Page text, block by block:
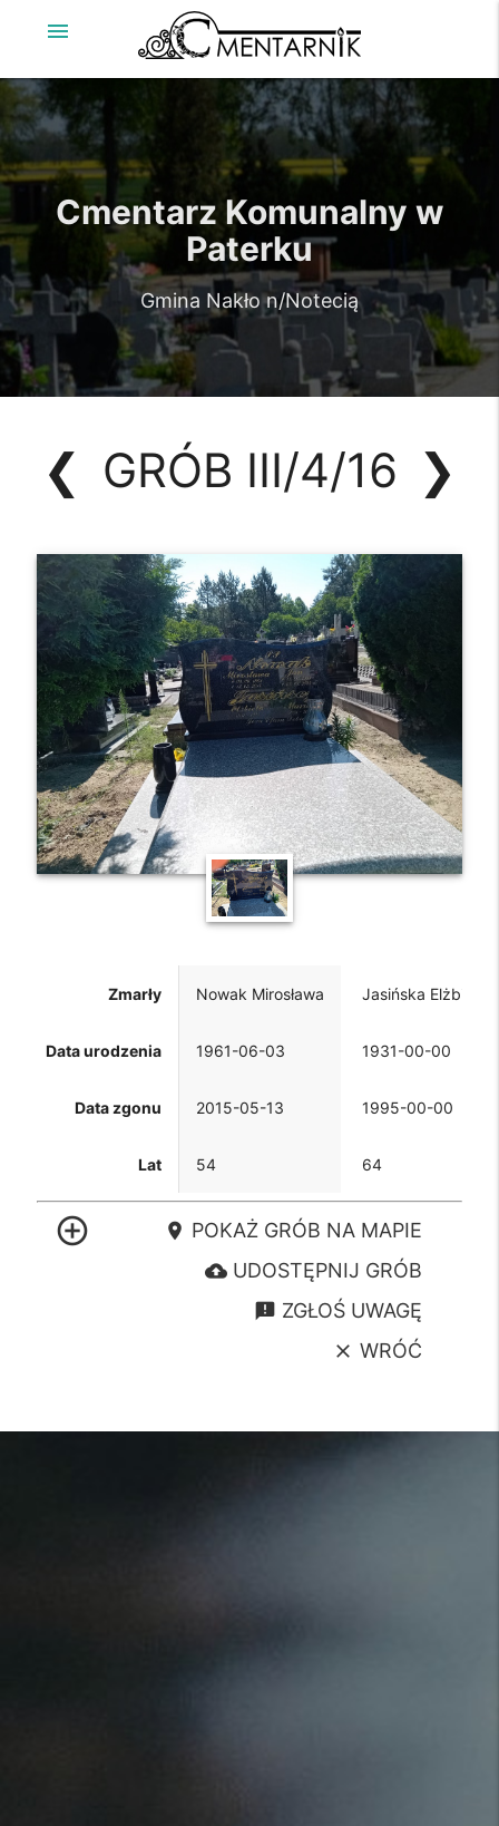
menu
Cmentarz Komunalny w
Paterku
Gmina Nakło n/Notecią
❮ ❯
GRÓB III/4/16
Zmarły
Data urodzenia
Data zgonu
Lat
Nowak Mirosława
1961-06-03
2015-05-13
54
Jasińska Elżbieta
1931-00-00
1995-00-00
64
control_point location_on POKAŻ GRÓB NA MAPIE
cloud_upload UDOSTĘPNIJ GRÓB
announcement ZGŁOŚ UWAGĘ
clear WRÓĆ